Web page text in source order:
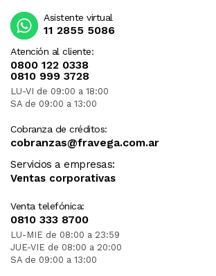
Atención al cliente:
0800 122 0338
0810 999 3728
LU-VI de 09:00 a 18:00
SA de 09:00 a 13:00
Cobranza de créditos:
cobranzas@fravega.com.ar
Servicios a empresas:
Ventas corporativas
Venta telefónica:
0810 333 8700
LU-MIE de 08:00 a 23:59
JUE-VIE de 08:00 a 20:00
SA de 09:00 a 13:00
Asistente virtual
11 2855 5086